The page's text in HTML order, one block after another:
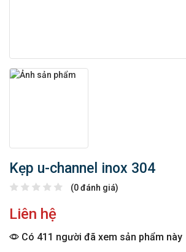
Kẹp u-channel inox 304
(0 đánh giá)
Liên hệ
Có 411 người đã xem sản phẩm này